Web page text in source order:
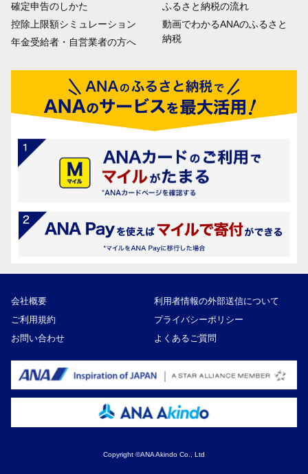
確定申告のしかた
控除上限額シミュレーション
年金受給者・自営業者の方へ
ふるさと納税の流れ
動画でわかるANAのふるさと
納税
会社概要
利用者情報の外部送信について
ご利用規約
プライバシーポリシー
お問い合わせ
よくあるご質問
Copyright ©ANA Akindo Co., Ltd